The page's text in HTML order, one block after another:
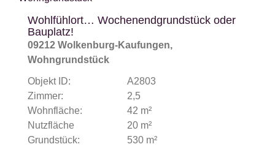
Wohlfühlort… Wochenendgrundstück oder
Bauplatz!
09212 Wolkenburg-Kaufungen,
Wohngrundstück
Objekt ID:
A2803
Zimmer:
2,5
Wohnfläche:
42 m²
Nutzfläche
20 m²
Grundstück:
530 m²